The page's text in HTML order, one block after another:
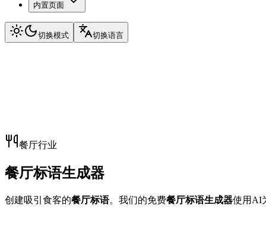
内置页面
切换模式 切换语言
餐厅行业
餐厅标语生成器
创建吸引食客的餐厅标语。我们的免费餐厅标语生成器使用AI